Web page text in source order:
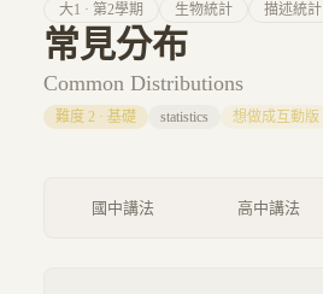
大1 · 第2學期 生物統計 描述統計
常見分布
Common Distributions
難度 2 · 基礎 statistics 想做成互動版
國中講法 高中講法